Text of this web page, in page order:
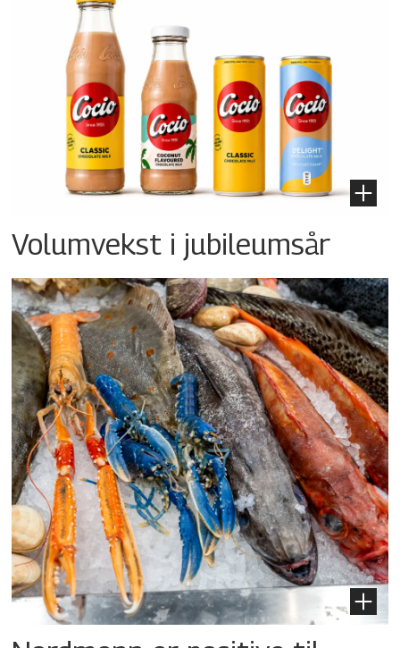
Volumvekst i jubileumsår